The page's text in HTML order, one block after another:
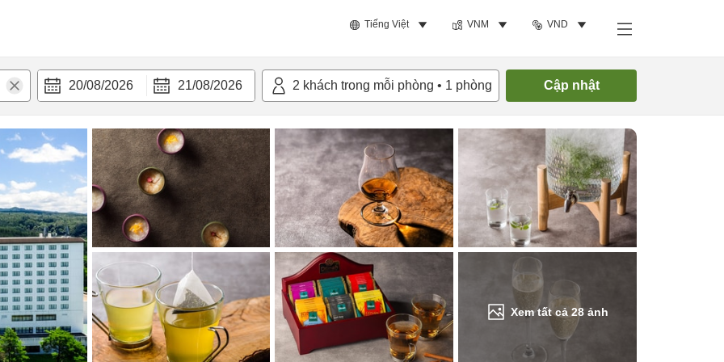
Tiếng Việt VNM VND
20/08/2026 21/08/2026 2 khách trong mỗi phòng • 1 phòng Cập nhật
Xem tất cả28 ảnh
bật Tiện nghi Tìm phòng trống